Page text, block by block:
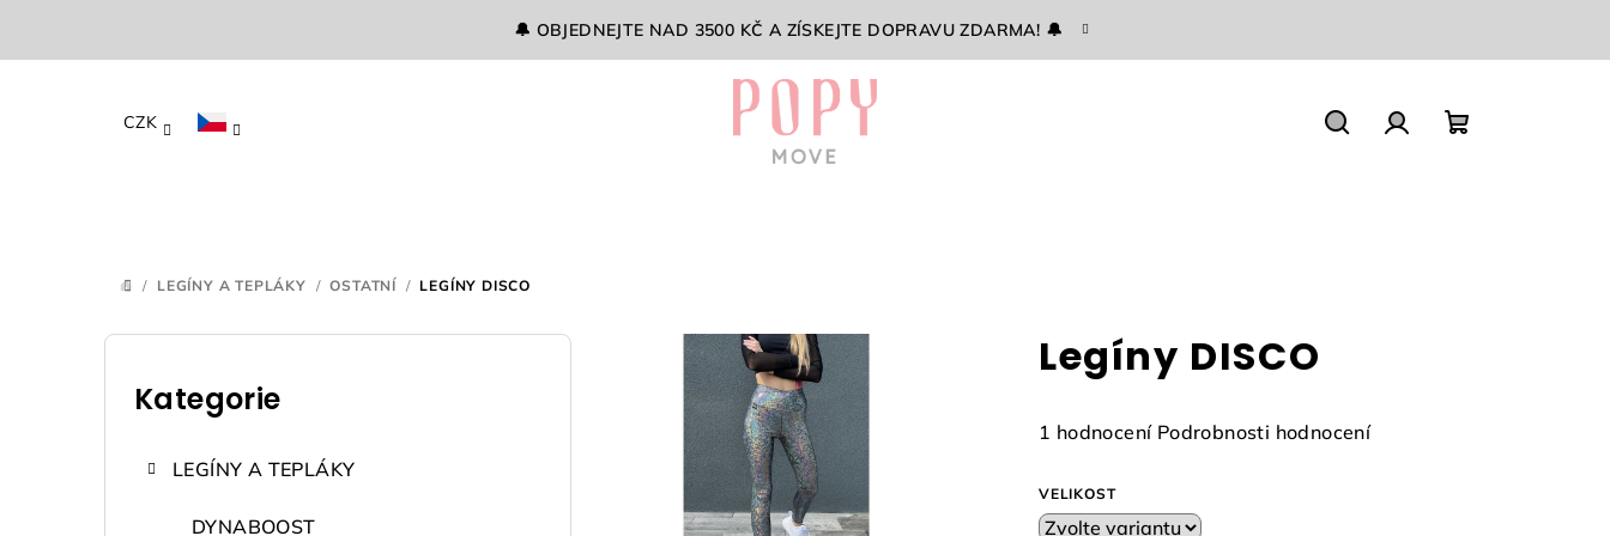
🔔 OBJEDNEJTE NAD 3500 KČ A ZÍSKEJTE DOPRAVU ZDARMA! 🔔
CZK
DOMŮ
/ LEGÍNY A TEPLÁKY / OSTATNÍ / LEGÍNY DISCO
P
Přeskočit
kategorie
Kategorie
LEGÍNY A TEPLÁKY
DYNABOOST
Legíny DISCO
Průměrné
produktu
je
1 hodnocení Podrobnosti hodnocení
VELIKOST